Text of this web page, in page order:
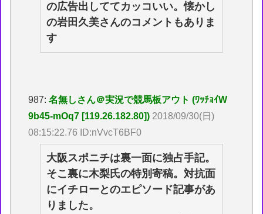
の広告出しててカッコいい。懐かし
の岩田久美さんのコメントもありま
す
987:名無しさん＠実況で競馬板アウト (ﾜｯﾁｮｲW
9b45-mOq7 [119.26.182.80]) 2018/09/30(日)
08:15:22.76 ID:nVvcT6BF0
大阪スポニチは裏一面に独占手記。
そこ裏に木梨氏の特別寄稿。対抗面
にイチローとのエピソード記事があ
りました。